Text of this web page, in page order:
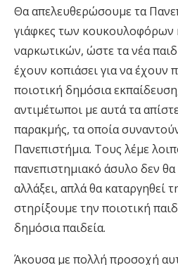
Θα απελευθερώσουμε τα
γιάφκες των κουκουλοφόρων
ναρκωτικών, ώστε τα νέα
έχουν κοπιάσει για να έχουν
ποιοτική δημόσια
αντιμέτωποι με αυτά τα
παρακμής, τα οποία
Πανεπιστήμια. Τους λέμε
πανεπιστημιακό άσυλο δεν
αλλάξει, απλά θα καταργηθεί
στηρίξουμε την ποιοτική
δημόσια παιδεία.
Άκουσα με πολλή προσοχή